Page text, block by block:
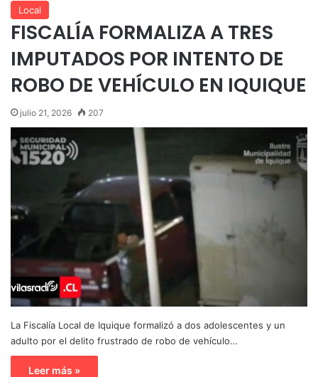
Local
FISCALÍA FORMALIZA A TRES
IMPUTADOS POR INTENTO DE
ROBO DE VEHÍCULO EN IQUIQUE
julio 21, 2026 207
La Fiscalía Local de Iquique formalizó a dos adolescentes y un
adulto por el delito frustrado de robo de vehículo…
Leer más »